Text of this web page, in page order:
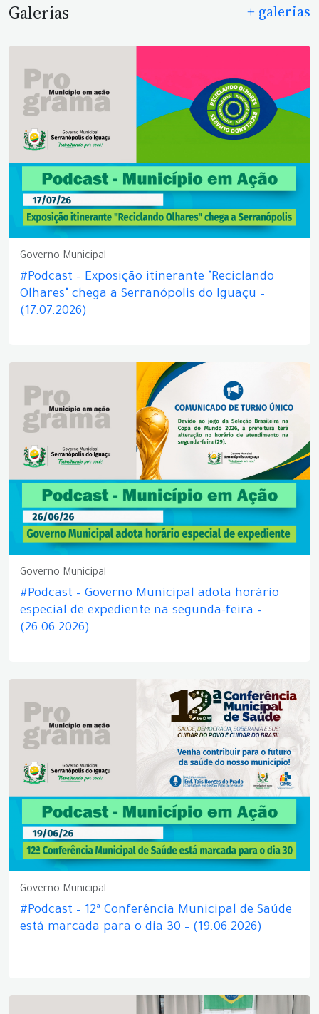
Galerias + galerias
Governo Municipal
#Podcast – Exposição itinerante "Reciclando
Olhares" chega a Serranópolis do Iguaçu –
(17.07.2026)
Governo Municipal
#Podcast – Governo Municipal adota horário
especial de expediente na segunda-feira –
(26.06.2026)
Governo Municipal
#Podcast – 12ª Conferência Municipal de Saúde
está marcada para o dia 30 – (19.06.2026)